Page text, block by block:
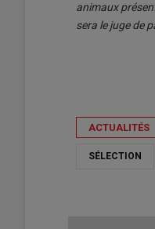
animaux
sera le juge de
ACTUALITÉS
SÉLECTION